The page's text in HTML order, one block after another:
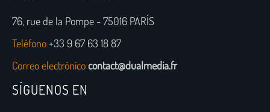
76, rue de la Pompe - 75016 PARÍS
Teléfono+33 9 67 63 18 87
Correo electrónicocontact@dualmedia.fr
SÍGUENOS EN